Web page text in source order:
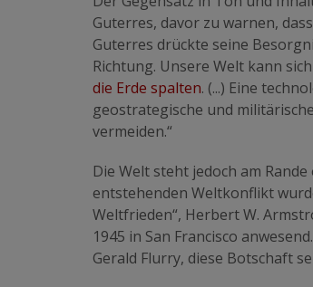
Guterres, davor zu warnen,
Guterres drückte seine
Richtung. Unsere Welt kann
die Erde spalten. (...) Eine
geostrategische und
vermeiden.“
Die Welt steht jedoch am
entstehenden Weltkonflikt
Weltfrieden“, Herbert W.
1945 in San Francisco
Gerald Flurry, diese Botschaft